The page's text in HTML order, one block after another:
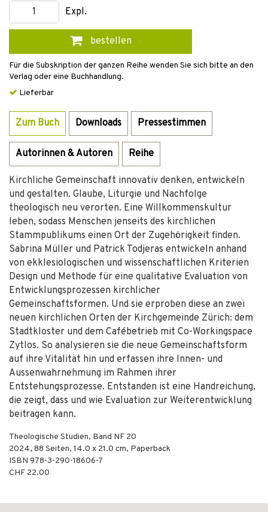
Expl.
bestellen
Für die Subskription der ganzen Reihe wenden Sie sich bitte an den
Verlag oder eine Buchhandlung.
Lieferbar
Zum Buch Downloads Pressestimmen
Autorinnen & Autoren Reihe
Kirchliche Gemeinschaft innovativ denken, entwickeln
und gestalten. Glaube, Liturgie und Nachfolge
theologisch neu verorten. Eine Willkommenskultur
leben, sodass Menschen jenseits des kirchlichen
Stammpublikums einen Ort der Zugehörigkeit finden.
Sabrina Müller und Patrick Todjeras entwickeln anhand
von ekklesiologischen und wissenschaftlichen Kriterien
Design und Methode für eine qualitative Evaluation von
Entwicklungsprozessen kirchlicher
Gemeinschaftsformen. Und sie erproben diese an zwei
neuen kirchlichen Orten der Kirchgemeinde Zürich: dem
Stadtkloster und dem Cafébetrieb mit Co-Workingspace
Zytlos. So analysieren sie die neue Gemeinschaftsform
auf ihre Vitalität hin und erfassen ihre Innen- und
Aussenwahrnehmung im Rahmen ihrer
Entstehungsprozesse. Entstanden ist eine Handreichung,
die zeigt, dass und wie Evaluation zur Weiterentwicklung
beitragen kann.
Theologische Studien, Band NF 20
2024, 88 Seiten, 14.0 x 21.0 cm, Paperback
ISBN 978-3-290-18606-7
CHF 22.00